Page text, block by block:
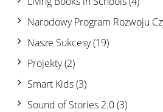
Narodowy Program Rozwoju
Nasze Sukcesy(19)
Projekty(2)
Smart Kids(3)
Sound of Stories 2.0(3)